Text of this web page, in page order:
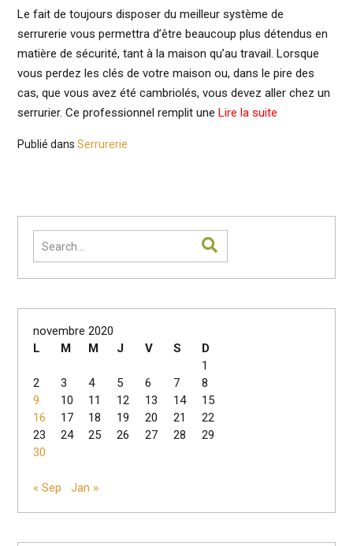
Le fait de toujours disposer du meilleur système de
serrurerie vous permettra d’être beaucoup plus détendus en
matière de sécurité, tant à la maison qu’au travail. Lorsque
vous perdez les clés de votre maison ou, dans le pire des
cas, que vous avez été cambriolés, vous devez aller chez un
serrurier. Ce professionnel remplit une Lire la suite
Publié dans Serrurerie
novembre 2020
L
M M J V S
D
1
2
3 4 5 6 7
8
9
10 11 12 13 14
15
16
17 18 19 20 21
22
23
24 25 26 27 28
29
30
« Sep Jan »